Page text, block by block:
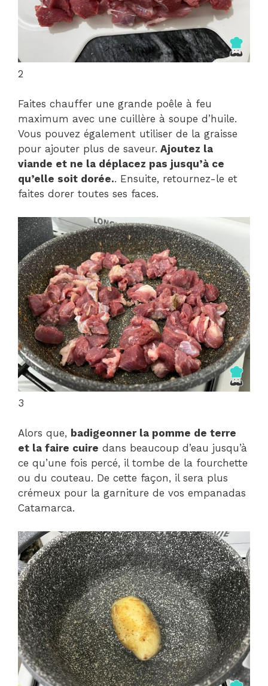
2
Faites chauffer une grande poêle à feu
maximum avec une cuillère à soupe d’huile.
Vous pouvez également utiliser de la graisse
pour ajouter plus de saveur. Ajoutez la
viande et ne la déplacez pas jusqu’à ce
qu’elle soit dorée.. Ensuite, retournez-le et
faites dorer toutes ses faces.
3
Alors que, badigeonner la pomme de terre
et la faire cuire dans beaucoup d’eau jusqu’à
ce qu’une fois percé, il tombe de la fourchette
ou du couteau. De cette façon, il sera plus
crémeux pour la garniture de vos empanadas
Catamarca.